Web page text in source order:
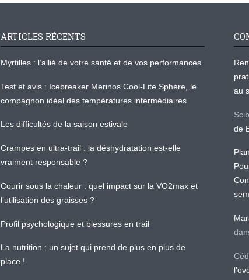
ARTICLES RÉCENTS
Myrtilles : l’allié de votre santé et de vos performances
Test et avis : Icebreaker Merinos Cool-Lite Sphère, le
compagnon idéal des températures intermédiaires
Les difficultés de la saison estivale
Crampes en ultra-trail : la déshydratation est-elle
vraiment responsable ?
Courir sous la chaleur : quel impact sur la VO2max et
l’utilisation des graisses ?
Profil psychologique et blessures en trail
La nutrition : un sujet qui prend de plus en plus de
place !
au
de